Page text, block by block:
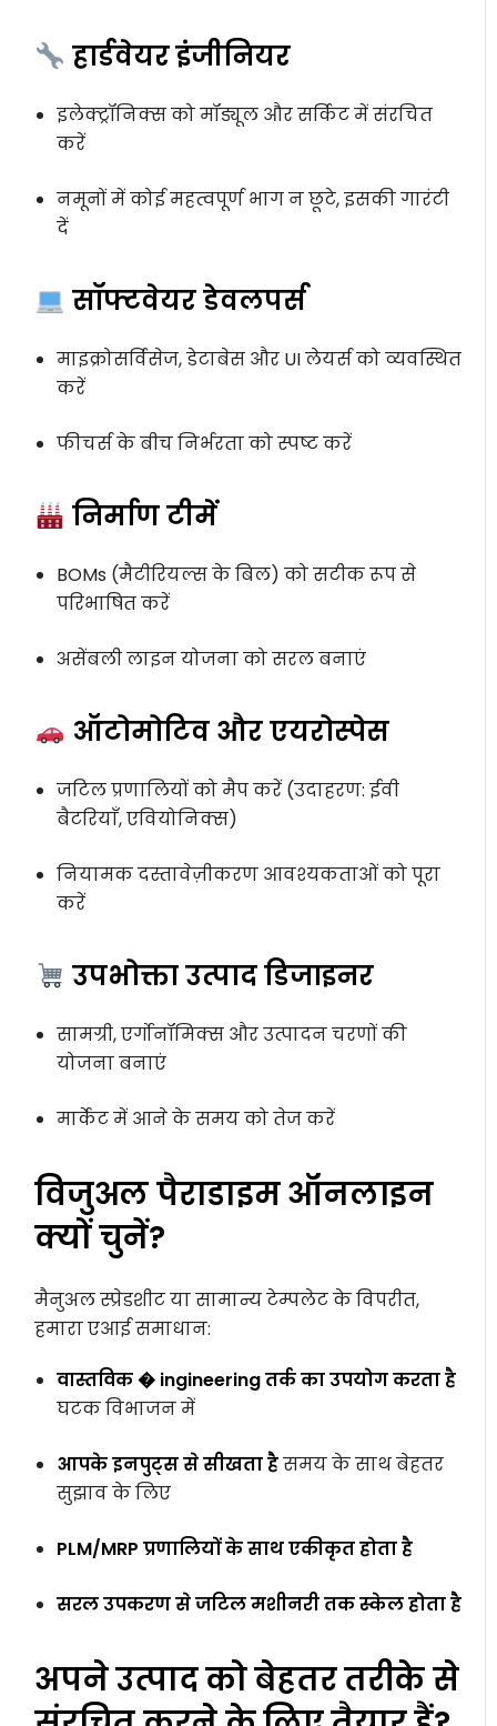
हार्डवेयर इंजीनियर
इलेक्ट्रॉनिक्स को मॉड्यूल और सर्किट में संरचित
करें
नमूनों में कोई महत्वपूर्ण भाग न छूटे, इसकी गारंटी
दें
सॉफ्टवेयर डेवलपर्स
माइक्रोसर्विसेज, डेटाबेस और UI लेयर्स को व्यवस्थित
करें
फीचर्स के बीच निर्भरता को स्पष्ट करें
निर्माण टीमें
BOMs (मैटीरियल्स के बिल) को सटीक रूप से
परिभाषित करें
असेंबली लाइन योजना को सरल बनाएं
ऑटोमोटिव और एयरोस्पेस
जटिल प्रणालियों को मैप करें (उदाहरण: ईवी
बैटरियाँ, एवियोनिक्स)
नियामक दस्तावेज़ीकरण आवश्यकताओं को पूरा
करें
उपभोक्ता उत्पाद डिजाइनर
सामग्री, एर्गोनॉमिक्स और उत्पादन चरणों की
योजना बनाएं
मार्केट में आने के समय को तेज करें
विजुअल पैराडाइम ऑनलाइन
क्यों चुनें?
मैनुअल स्प्रेडशीट या सामान्य टेम्पलेट के विपरीत,
हमारा एआई समाधान:
वास्तविक � ingineering तर्क का उपयोग करता है
घटक विभाजन में
आपके इनपुट्स से सीखता हैसमय के साथ बेहतर
सुझाव के लिए
PLM/MRP प्रणालियों के साथ एकीकृत होता है
सरल उपकरण से जटिल मशीनरी तक स्केल होता है
अपने उत्पाद को बेहतर तरीके से